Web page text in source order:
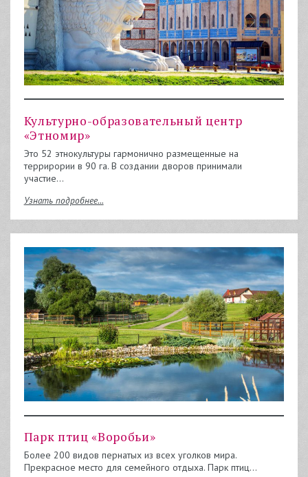
Культурно-образовательный центр
«Этномир»
Это 52 этнокультуры гармонично размещенные на
террирории в 90 га. В создании дворов принимали
участие…
Узнать подробнее...
Парк птиц «Воробьи»
Более 200 видов пернатых из всех уголков мира.
Прекрасное место для семейного отдыха. Парк птиц…